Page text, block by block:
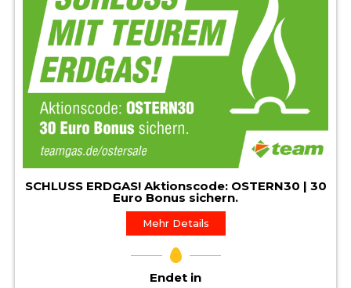
SCHLUSS ERDGAS! Aktionscode: OSTERN30 | 30
Euro Bonus sichern.
Mehr Details
Endet in